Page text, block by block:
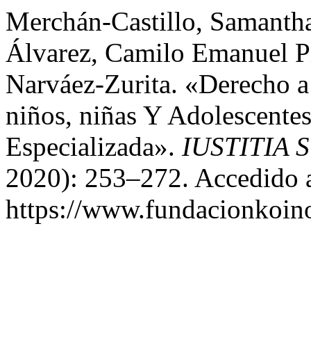
Merchán-Castillo,
Álvarez, Camilo Emanuel
Narváez-Zurita. «Derecho
niños, niñas Y
Especializada». IUSTITIA
2020): 253–272. Accedido
https://